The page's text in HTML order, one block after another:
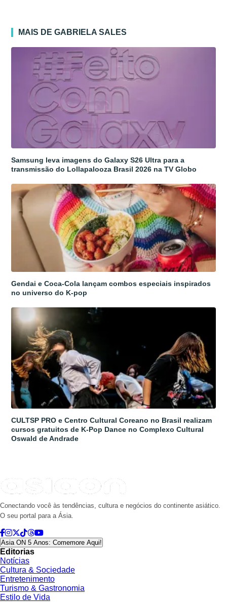
MAIS DE GABRIELA SALES
Samsung leva imagens do Galaxy S26 Ultra para a
transmissão do Lollapalooza Brasil 2026 na TV Globo
Gendai e Coca-Cola lançam combos especiais inspirados
no universo do K-pop
CULTSP PRO e Centro Cultural Coreano no Brasil realizam
cursos gratuitos de K-Pop Dance no Complexo Cultural
Oswald de Andrade
Conectando você às tendências, cultura e negócios do continente asiático.
O seu portal para a Ásia.
Asia ON 5 Anos: Comemore Aqui!
Editorias
Notícias
Cultura & Sociedade
Entretenimento
Turismo & Gastronomia
Estilo de Vida